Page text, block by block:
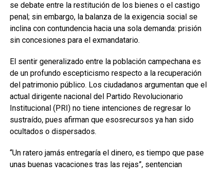
se debate entre la restitución de los bienes o el castigo
penal; sin embargo, la balanza de la exigencia social se
inclina con contundencia hacia una sola demanda: prisión
sin concesiones para el exmandatario.
El sentir generalizado entre la población campechana es
de un profundo escepticismo respecto a la recuperación
del patrimonio público. Los ciudadanos argumentan que el
actual dirigente nacional del Partido Revolucionario
Institucional (PRI) no tiene intenciones de regresar lo
sustraído, pues afirman que esosrecursos ya han sido
ocultados o dispersados.
“Un ratero jamás entregaría el dinero, es tiempo que pase
unas buenas vacaciones tras las rejas”, sentencian